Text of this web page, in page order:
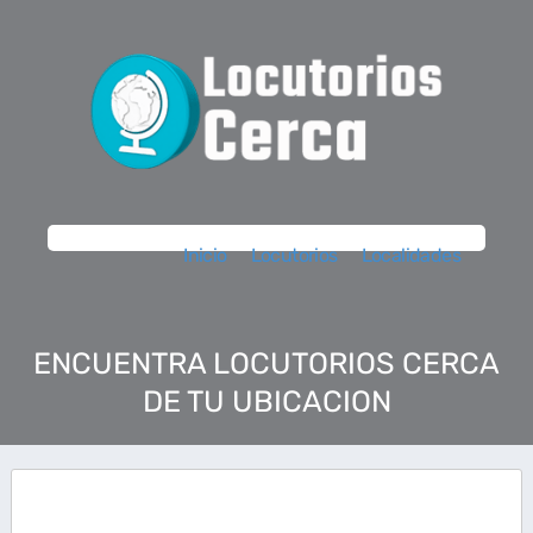
Inicio Locutorios Localidades
ENCUENTRA LOCUTORIOS CERCA
DE TU UBICACION